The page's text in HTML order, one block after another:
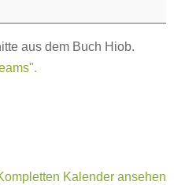
aus dem Buch Hiob.
Kalender ansehen